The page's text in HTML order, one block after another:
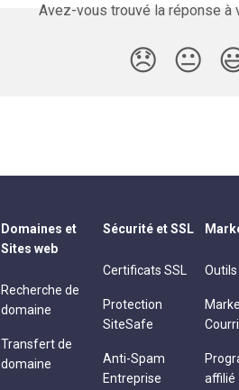
Avez-vous trouvé la réponse à
😞 😐
Domaines et
Sites web
Recherche de
domaine
Transfert de
domaine
Sécurité et SSL
Certificats SSL
Protection
SiteSafe
Anti-Spam
Entreprise
affilié